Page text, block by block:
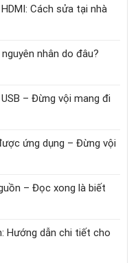
Cách sửa tại nhà
nhân do đâu?
– Đừng vội mang đi
ứng dụng – Đừng vội
– Đọc xong là biết
Hướng dẫn chi tiết cho